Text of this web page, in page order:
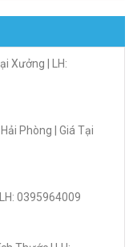
Xưởng | LH:
Phòng | Giá Tại
0395964009